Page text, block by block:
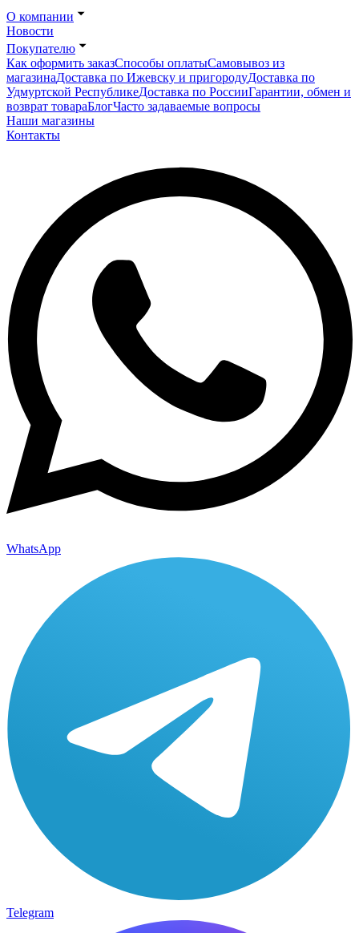
О компании
Новости
Покупателю
Как оформить заказСпособы оплатыСамовывоз из
магазинаДоставка по Ижевску и пригородуДоставка по
Удмуртской РеспубликеДоставка по РоссииГарантии, обмен и
возврат товараБлогЧасто задаваемые вопросы
Наши магазины
Контакты
WhatsApp
Telegram